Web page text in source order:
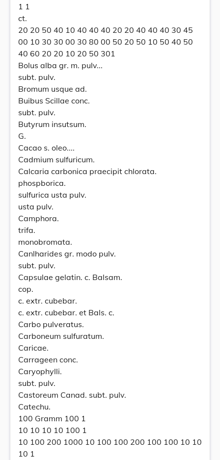
1 1
ct.
20 20 50 40 10 40 40 40 20 20 40 40 40 30 45
00 10 30 30 00 30 80 00 50 20 50 10 50 40 50
40 60 20 20 10 20 50 301
Bolus alba gr. m. pulv...
subt. pulv.
Bromum usque ad.
Buibus Scillae conc.
subt. pulv.
Butyrum insutsum.
G.
Cacao s. oleo....
Cadmium sulfuricum.
Calcaria carbonica praecipit chlorata.
phospborica.
sulfurica usta pulv.
usta pulv.
Camphora.
trifa.
monobromata.
Canlharides gr. modo pulv.
subt. pulv.
Capsulae gelatin. c. Balsam.
cop.
c. extr. cubebar.
c. extr. cubebar. et Bals. c.
Carbo pulveratus.
Carboneum sulfuratum.
Caricae.
Carrageen conc.
Caryophylli.
subt. pulv.
Castoreum Canad. subt. pulv.
Catechu.
100 Gramm 100 1
10 10 10 10 100 1
10 100 200 1000 10 100 100 200 100 100 10 10
10 1